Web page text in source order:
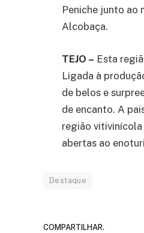
Peniche junto ao
Alcobaça.
TEJO – Esta
Ligada à
de belos e
de encanto. A
região vitivinícola
abertas ao
Destaque
COMPARTILHAR.